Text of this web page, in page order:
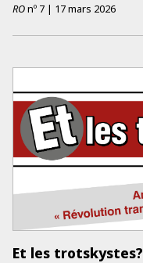
ROnº 7 | 17 mars 2026
Et les trotskystes?